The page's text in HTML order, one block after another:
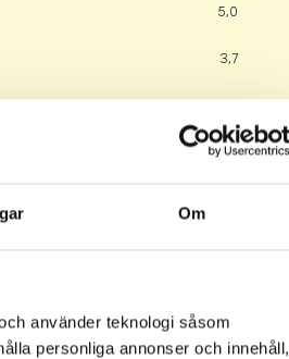
Om
använder teknologi såsom
personliga annonser och innehåll,
5,0
3,7
8,6
4,5
4,9
0,9